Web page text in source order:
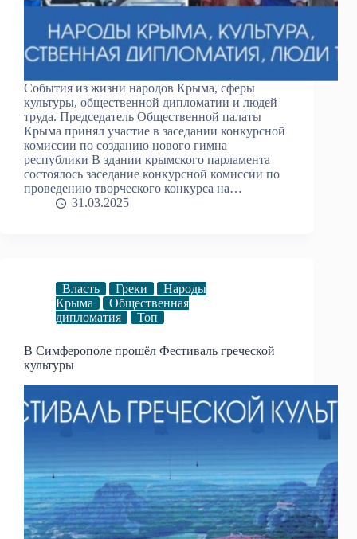
События из жизни народов Крыма, сферы
культуры, общественной дипломатии и людей
труда. Председатель Общественной палаты
Крыма принял участие в заседании конкурсной
комиссии по созданию нового гимна
республики В здании крымского парламента
состоялось заседание конкурсной комиссии по
проведению творческого конкурса на…
31.03.2025
Власть Греки
Народы
Крыма
Общественная
дипломатия
Топ
В Симферополе прошёл Фестиваль греческой
культуры